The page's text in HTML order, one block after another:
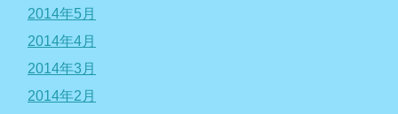
2014年5月
2014年4月
2014年3月
2014年2月